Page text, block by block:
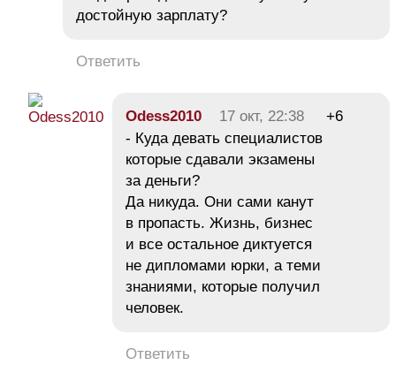
достойную зарплату?
Ответить
Odess2010 17 окт, 22:38
+6
- Куда девать специалистов
которые сдавали экзамены
за деньги?
Да никуда. Они сами канут
в пропасть. Жизнь, бизнес
и все остальное диктуется
не дипломами юрки, а теми
знаниями, которые получил
человек.
Ответить